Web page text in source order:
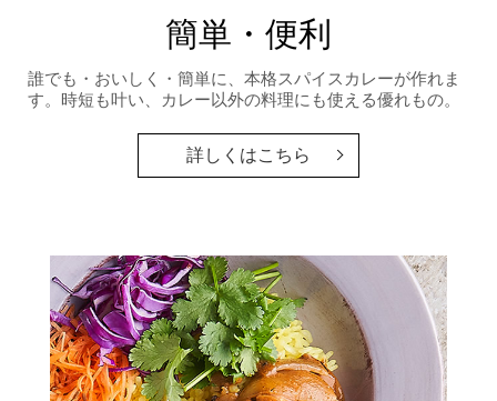
簡単・便利
誰でも・おいしく・簡単に、本格スパイスカレーが作れま
す。時短も叶い、カレー以外の料理にも使える優れもの。
詳しくはこちら